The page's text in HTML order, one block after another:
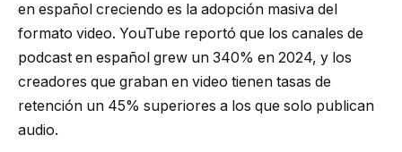
en español creciendo es la adopción masiva del
formato video. YouTube reportó que los canales de
podcast en español grew un 340% en 2024, y los
creadores que graban en video tienen tasas de
retención un 45% superiores a los que solo publican
audio.